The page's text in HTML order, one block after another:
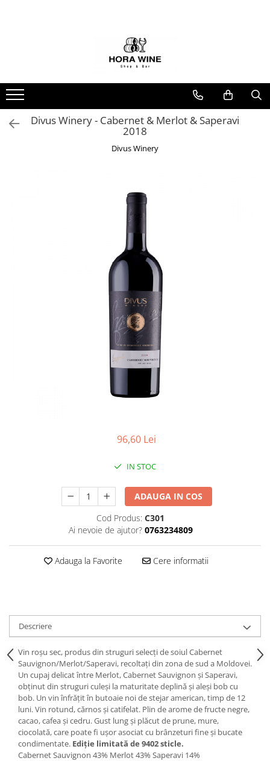
Demisec
Extra Brut
Dulce
Sec
Ice WineDivus Winery - Cabernet & Merlot & Saperavi
2018
Divus Winery
96,60 Lei
IN STOC
ADAUGA IN COS
Cod Produs: C301
Ai nevoie de ajutor? 0763234809
Adauga la Favorite Cere informatii
Descriere
Vin roșu sec, produs din struguri selecți de soiul Cabernet
Sauvignon/Merlot/Saperavi, recoltaţi din zona de sud a Moldovei.
Un cupaj delicat între Merlot, Cabernet Sauvignon și Saperavi,
obținut din struguri culeși la maturitate deplină și aleși bob cu
bob. Un vin înfrățit în butoaie noi de stejar american, timp de 12
luni. Vin rotund, cărnos și catifelat. Plin de arome de fructe negre,
cacao, cafea și cedru. Gust lung și plăcut de prune, mure,
ciocolată, care poate fi ușor asociat cu brânzeturi fine și bucate
condimentate. Ediție limitată de 9402 sticle.
Cabernet Sauvignon 43% Merlot 43% Saperavi 14%